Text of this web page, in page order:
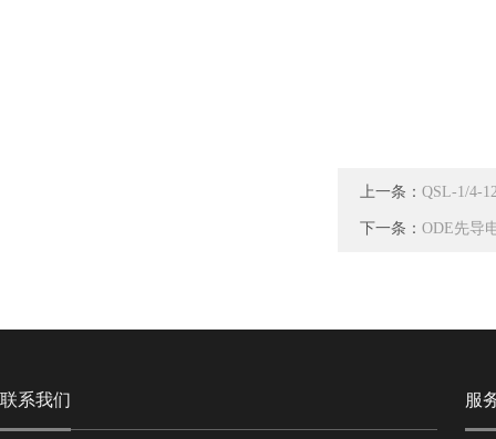
上一条： QSL-1/4-
下一条： ODE先导
联系我们 服